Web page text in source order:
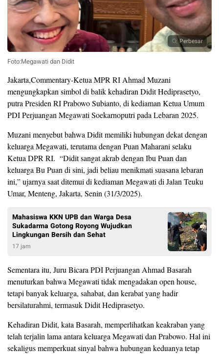
Perbesar
Foto:Megawati dan Didit
Jakarta,Commentary-Ketua MPR RI Ahmad Muzani
mengungkapkan simbol di balik kehadiran Didit Hediprasetyo,
putra Presiden RI Prabowo Subianto, di kediaman Ketua Umum
PDI Perjuangan Megawati Soekarnoputri pada Lebaran 2025.
Muzani menyebut bahwa Didit memiliki hubungan dekat dengan
keluarga Megawati, terutama dengan Puan Maharani selaku
Ketua DPR RI. “Didit sangat akrab dengan Ibu Puan dan
keluarga Bu Puan di sini, jadi beliau menikmati suasana lebaran
ini,” ujarnya saat ditemui di kediaman Megawati di Jalan Teuku
Umar, Menteng, Jakarta, Senin (31/3/2025).
Mahasiswa KKN UPB dan Warga Desa
Sukadarma Gotong Royong Wujudkan
Lingkungan Bersih dan Sehat
17 jam
Sementara itu, Juru Bicara PDI Perjuangan Ahmad Basarah
menuturkan bahwa Megawati tidak mengadakan open house,
tetapi banyak keluarga, sahabat, dan kerabat yang hadir
bersilaturahmi, termasuk Didit Hediprasetyo.
Kehadiran Didit, kata Basarah, memperlihatkan keakraban yang
telah terjalin lama antara keluarga Megawati dan Prabowo. Hal ini
sekaligus memperkuat sinyal bahwa hubungan keduanya tetap